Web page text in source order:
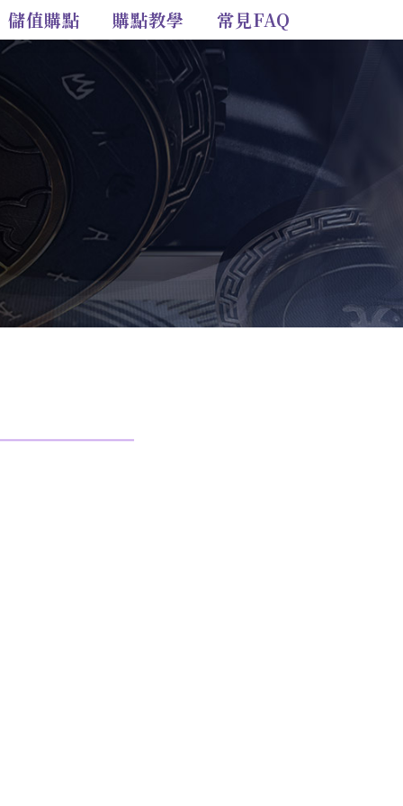
儲值購點 購點教學 常見FAQ